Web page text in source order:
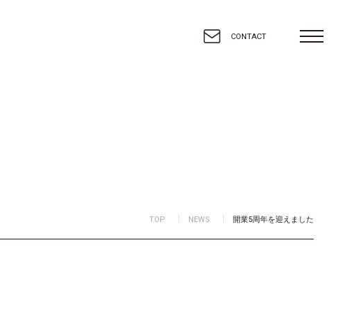
CONTACT
toggle
TOP NEWS 開業5周年を迎えました